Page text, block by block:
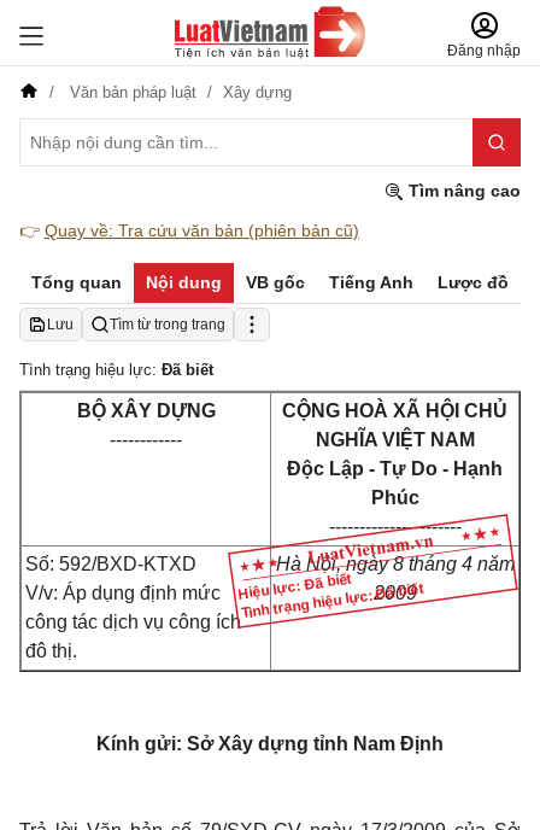
Đăng nhập
Văn bản pháp luật Xây dựng
Tìm nâng cao
👉 Quay về: Tra cứu văn bản (phiên bản cũ)
Tổng quan Nội dung VB gốc Tiếng Anh Lược đồ
Lưu Tìm từ trong trang
Tình trạng hiệu lực: Đã biết
Hiệu lực: Đã biết
Tình trạng hiệu lực: Đã biết
BỘ XÂY DỰNG
------------
CỘNG HOÀ XÃ HỘI CHỦ
NGHĨA VIỆT NAM
Độc Lập - Tự Do - Hạnh
Phúc
----------------------
Số: 592/BXD-KTXD
V/v: Áp dụng định mức
công tác dịch vụ công ích
đô thị.
Hà Nội, ngày 8 tháng 4 năm
2009
Kính gửi: Sở Xây dựng tỉnh Nam Định